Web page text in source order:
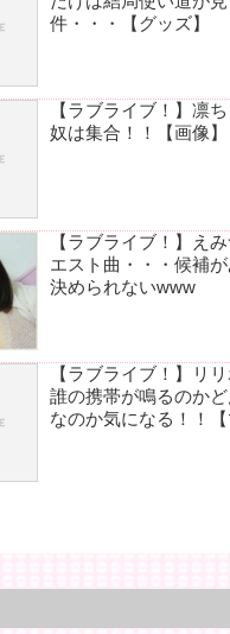
件・・・【グッズ】
【ラブライブ！】凛
奴は集合！！【画像】
【ラブライブ！】え
エスト曲・・・候補
決められないwww
【ラブライブ！】リ
誰の携帯が鳴るのか
なのか気になる！！【